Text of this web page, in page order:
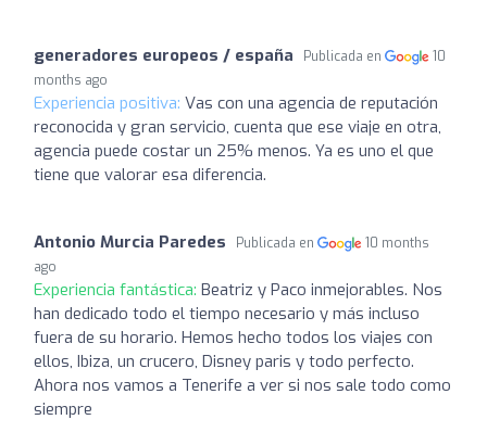
generadores europeos / españa Publicada en
10
months ago
Experiencia positiva: Vas con una agencia de reputación
reconocida y gran servicio, cuenta que ese viaje en otra,
agencia puede costar un 25% menos. Ya es uno el que
tiene que valorar esa diferencia.
Antonio Murcia Paredes Publicada en
10 months
ago
Experiencia fantástica: Beatriz y Paco inmejorables. Nos
han dedicado todo el tiempo necesario y más incluso
fuera de su horario. Hemos hecho todos los viajes con
ellos, Ibiza, un crucero, Disney paris y todo perfecto.
Ahora nos vamos a Tenerife a ver si nos sale todo como
siempre